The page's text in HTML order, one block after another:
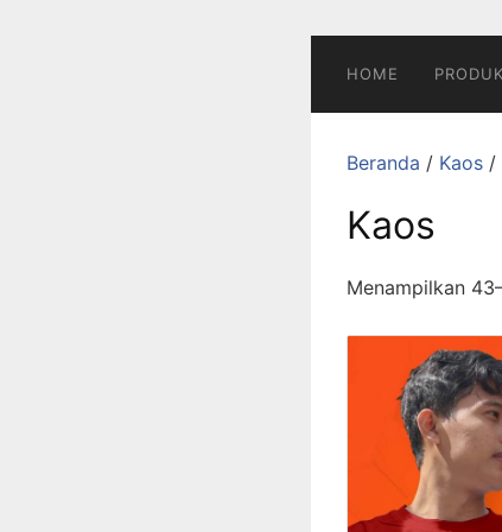
HOME PRODUK
Beranda / Kaos /
Kaos
Menampilkan